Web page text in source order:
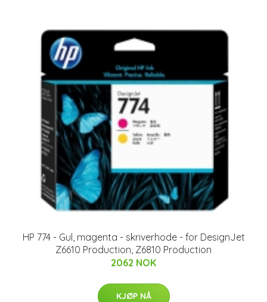
HP 774 - Gul, magenta - skriverhode - for DesignJet
Z6610 Production, Z6810 Production
2062 NOK
KJØP NÅ